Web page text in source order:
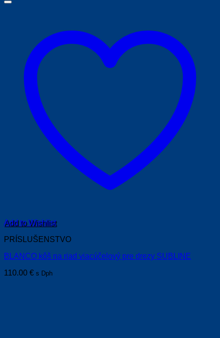
Add to Wishlist
PRÍSLUŠENSTVO
BLANCO kôš na riad viacúčelový pre drezy SUBLINE
110.00 € s Dph